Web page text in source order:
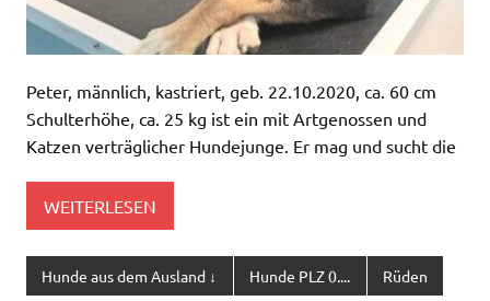
Peter, männlich, kastriert, geb. 22.10.2020, ca. 60 cm
Schulterhöhe, ca. 25 kg ist ein mit Artgenossen und
Katzen verträglicher Hundejunge. Er mag und sucht die
WEITERLESEN
Hunde aus dem Ausland ↓ Hunde PLZ 0.... Rüden